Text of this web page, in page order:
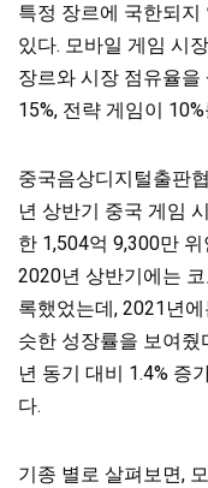
특정 장르에 국한되
있다. 모바일 게임 시
장르와 시장 점유율을
15%, 전략 게임이
중국음상디지털출판
년 상반기 중국 게임
한 1,504억 9,300만
2020년 상반기에는
록했었는데, 2021년
슷한 성장률을 보여줬
년 동기 대비 1.4% 증
다.
기종 별로 살펴보면,